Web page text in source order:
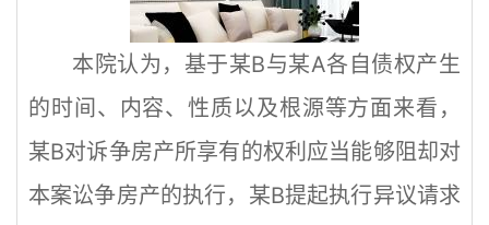
本院认为，基于某B与某A各自债权产生
的时间、内容、性质以及根源等方面来看，
某B对诉争房产所享有的权利应当能够阻却对
本案讼争房产的执行，某B提起执行异议请求